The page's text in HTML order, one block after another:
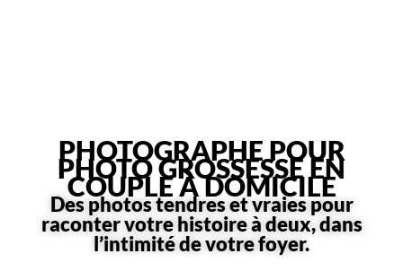
PHOTOGRAPHE POUR
PHOTO GROSSESSE EN
COUPLE À DOMICILE
Des photos tendres et vraies pour
raconter votre histoire à deux, dans
l’intimité de votre foyer.